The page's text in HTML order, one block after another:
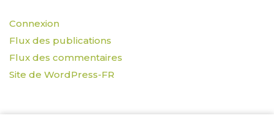
Connexion
Flux des publications
Flux des commentaires
Site de WordPress-FR